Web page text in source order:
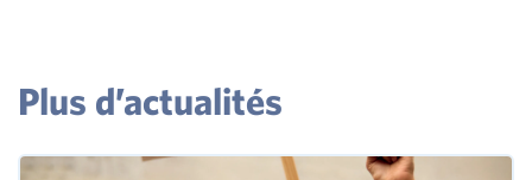
Plus d’actualités